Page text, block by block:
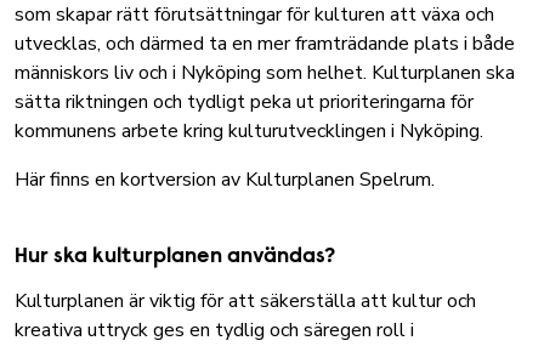
som skapar rätt förutsättningar för kulturen att växa och
utvecklas, och därmed ta en mer framträdande plats i både
människors liv och i Nyköping som helhet. Kulturplanen ska
sätta riktningen och tydligt peka ut prioriteringarna för
kommunens arbete kring kulturutvecklingen i Nyköping.
Här finns en kortversion av Kulturplanen Spelrum.
Hur ska kulturplanen användas?
Kulturplanen är viktig för att säkerställa att kultur och
kreativa uttryck ges en tydlig och säregen roll i